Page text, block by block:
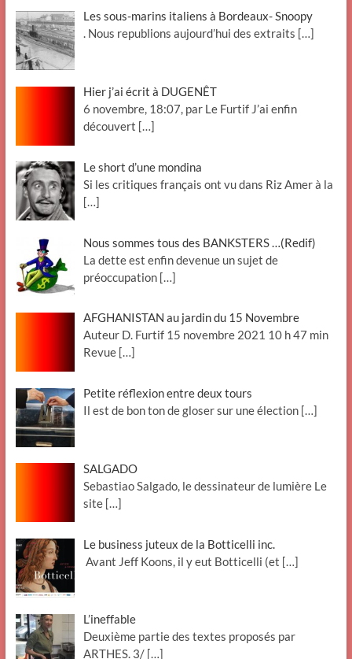
Les sous-marins italiens à Bordeaux- Snoopy
. Nous republions aujourd’hui des extraits […]
Hier j’ai écrit à DUGENÊT
6 novembre, 18:07, par Le Furtif J’ai enfin
découvert […]
Le short d’une mondina
Si les critiques français ont vu dans Riz Amer à la
[…]
Nous sommes tous des BANKSTERS …(Redif)
La dette est enfin devenue un sujet de
préoccupation […]
AFGHANISTAN au jardin du 15 Novembre
Auteur D. Furtif 15 novembre 2021 10 h 47 min
Revue […]
Petite réflexion entre deux tours
Il est de bon ton de gloser sur une élection […]
SALGADO
Sebastiao Salgado, le dessinateur de lumière Le
site […]
Le business juteux de la Botticelli inc.
Avant Jeff Koons, il y eut Botticelli (et […]
L’ineffable
Deuxième partie des textes proposés par
ARTHES. 3/ […]